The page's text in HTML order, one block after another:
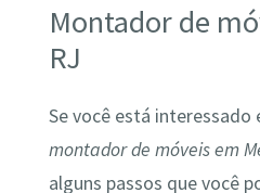
Montador de
RJ
Se você está interessado
montador de móveis em
alguns passos que você